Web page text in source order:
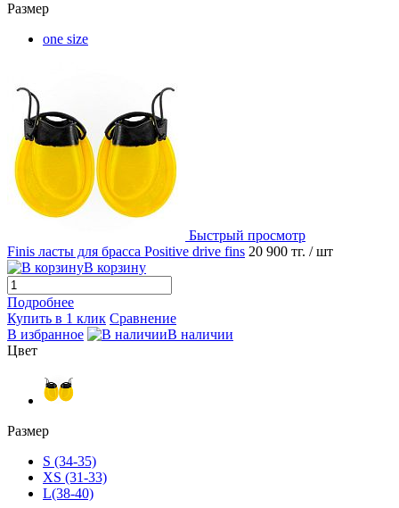
Размер
one size
Быстрый просмотр
Finis ласты для брасса Positive drive fins 20 900 тг. / шт
В корзину
Подробнее
Купить в 1 клик Сравнение
В избранное
В наличии
Цвет
Размер
S (34-35)
XS (31-33)
L(38-40)